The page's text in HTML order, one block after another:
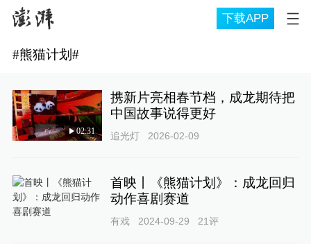
下载APP
#熊猫计划#
02:31
携新片亮相春节档，成龙期待把
中国故事说得更好
追光灯 2026-02-09
首映丨《熊猫计划》：成龙回归
动作喜剧赛道
有戏 2024-09-29 21评